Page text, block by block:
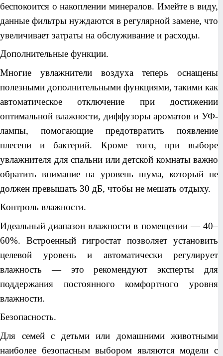
беспокоится о накоплении минералов. Имейте в виду,
данные фильтры нуждаются в регулярной замене, что
увеличивает затраты на обслуживание и расходы.
Дополнительные функции.
Многие увлажнители воздуха теперь оснащены
полезными дополнительными функциями, такими как
автоматическое отключение при достижении
оптимальной влажности, диффузоры ароматов и УФ-
лампы, помогающие предотвратить появление
плесени и бактерий. Кроме того, при выборе
увлажнителя для спальни или детской комнаты важно
обратить внимание на уровень шума, который не
должен превышать 30 дБ, чтобы не мешать отдыху.
Контроль влажности.
Идеальный диапазон влажности в помещении — 40–
60%. Встроенный гигростат позволяет установить
целевой уровень и автоматически регулирует
влажность — это рекомендуют эксперты для
поддержания постоянного комфортного уровня
влажности.
Безопасность.
Для семей с детьми или домашними животными
наиболее безопасным выбором являются модели с